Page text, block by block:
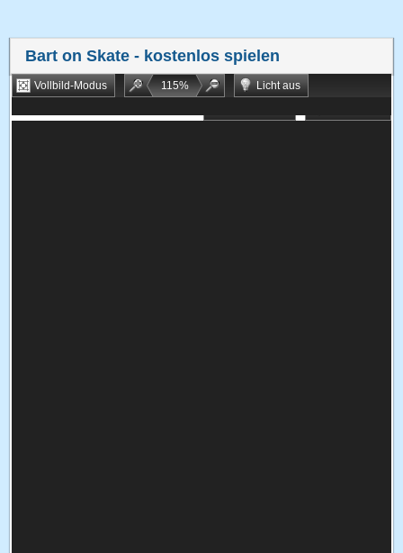
Bart on Skate - kostenlos spielen
Vollbild-Modus 115%
Licht aus